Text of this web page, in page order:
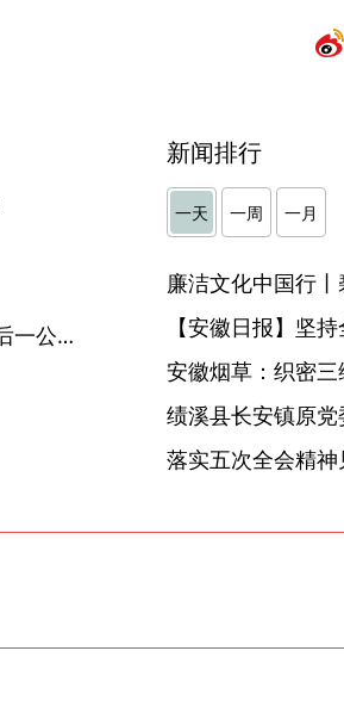
芜湖弋江：聘任“特邀巡察专员” 打通监督“最后一公里”
新闻排行
一天 一周 一月
廉洁文化中国行
【安徽日报】坚
安徽烟草：织密三